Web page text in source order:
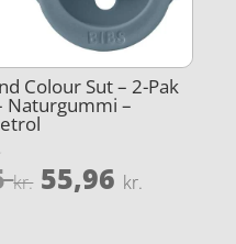
Colour Sut – 2-Pak
Naturgummi –
kr. Den
55,96 kr.